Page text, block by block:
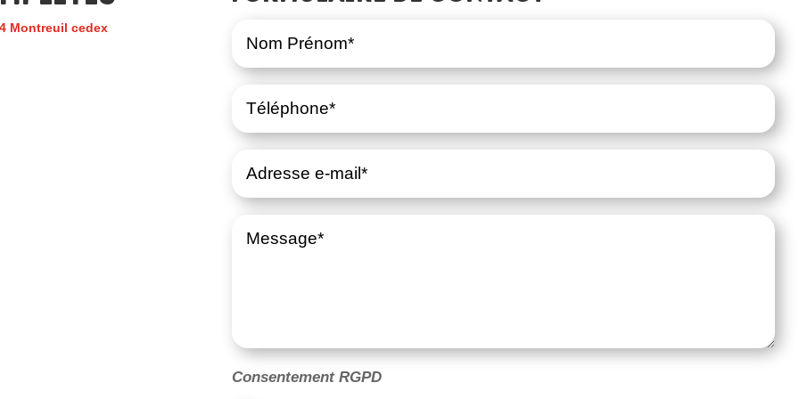
Montreuil cedex
Consentement RGPD